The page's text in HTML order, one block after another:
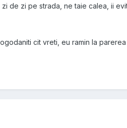
de zi pe strada, ne taie calea, ii
cit vreti, eu ramin la